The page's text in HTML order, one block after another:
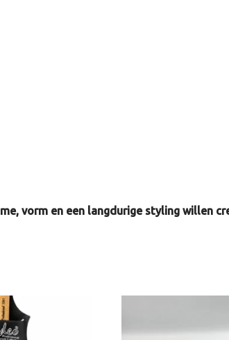
vorm en een langdurige styling willen